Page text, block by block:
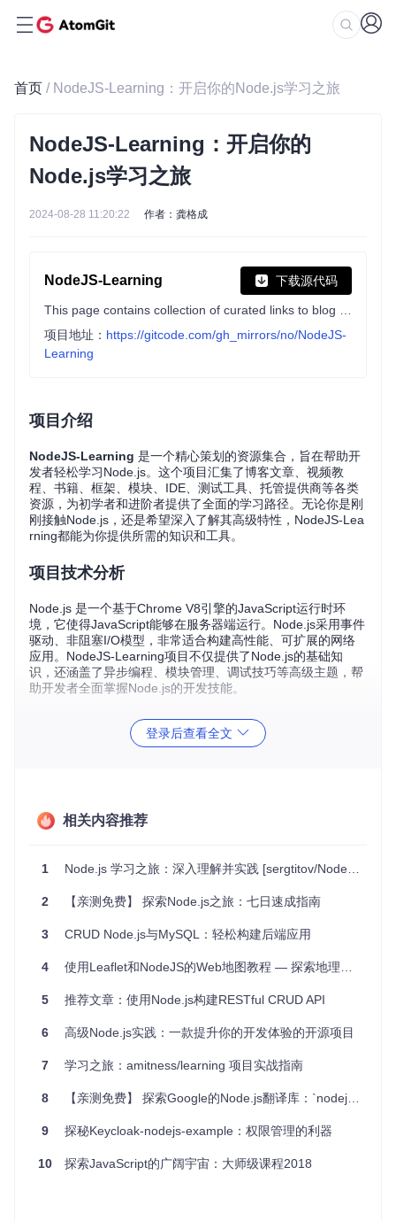
首页 / NodeJS-Learning：开启你的Node.js学习之旅
NodeJS-Learning：开启你的
Node.js学习之旅
2024-08-28 11:20:22 作者：龚格成
NodeJS-Learning 下载源代码
项目地址： https://gitcode.com/gh_mirrors/no/NodeJS-
Learning
项目介绍
NodeJS-Learning 是一个精心策划的资源集合，旨在帮助开
发者轻松学习Node.js。这个项目汇集了博客文章、视频教
程、书籍、框架、模块、IDE、测试工具、托管提供商等各类
资源，为初学者和进阶者提供了全面的学习路径。无论你是刚
刚接触Node.js，还是希望深入了解其高级特性，NodeJS-Lea
rning都能为你提供所需的知识和工具。
项目技术分析
Node.js 是一个基于Chrome V8引擎的JavaScript运行时环
境，它使得JavaScript能够在服务器端运行。Node.js采用事件
驱动、非阻塞I/O模型，非常适合构建高性能、可扩展的网络
应用。NodeJS-Learning项目不仅提供了Node.js的基础知
识，还涵盖了异步编程、模块管理、调试技巧等高级主题，帮
助开发者全面掌握Node.js的开发技能。
项目及技术应用场景
单页应用
：前端框架如React、Angular与Node.js结合使
用。
微服务架构
：Node.js轻量且高效，适合微服务开发。
NodeJS-Learning 提供的资源覆盖了从基础到高级的各个层
面，无论你是开发新手还是经验丰富的工程师，都能在这里找
到提升技能的途径。
实用性：提供大量实战教程和案例，帮助开发者快速上手。
多语言支持：除了英文资源，还有中文等其他语言的资源列
持续更新：项目持续更新，确保资源的时效性和相关性。
NodeJS-Learning 是一个不可多得的学习宝库，无论你是Nod
贵的资源。立即加入，开启你的Node.js学习之旅吧！
登录后查看全文
相关内容推荐
1 Node.js 学习之旅：深入理解并实践 [sergtitov/NodeJS-Learning](https://github.com/sergtitov/NodeJS-Learning)
2 【亲测免费】 探索Node.js之旅：七日速成指南
3 CRUD Node.js与MySQL：轻松构建后端应用
4 使用Leaflet和NodeJS的Web地图教程 — 探索地理空间数据的新世界
5 推荐文章：使用Node.js构建RESTful CRUD API
6 高级Node.js实践：一款提升你的开发体验的开源项目
7 学习之旅：amitness/learning 项目实战指南
8 【亲测免费】 探索Google的Node.js翻译库：`nodejs-translate`
9 探秘Keycloak-nodejs-example：权限管理的利器
10 探索JavaScript的广阔宇宙：大师级课程2018